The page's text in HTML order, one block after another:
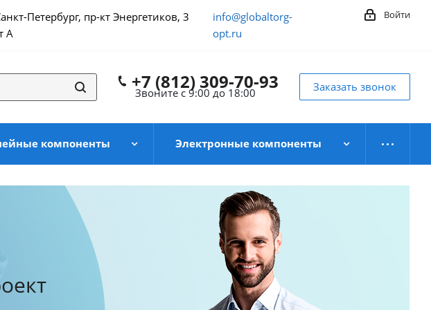
Войти
info@globaltorg-
opt.ru
Петербург, пр-кт Энергетиков, 3
А
+7 (812) 309-70-93
Звоните с 9:00 до 18:00 Заказать звонок
компоненты Электронные компоненты